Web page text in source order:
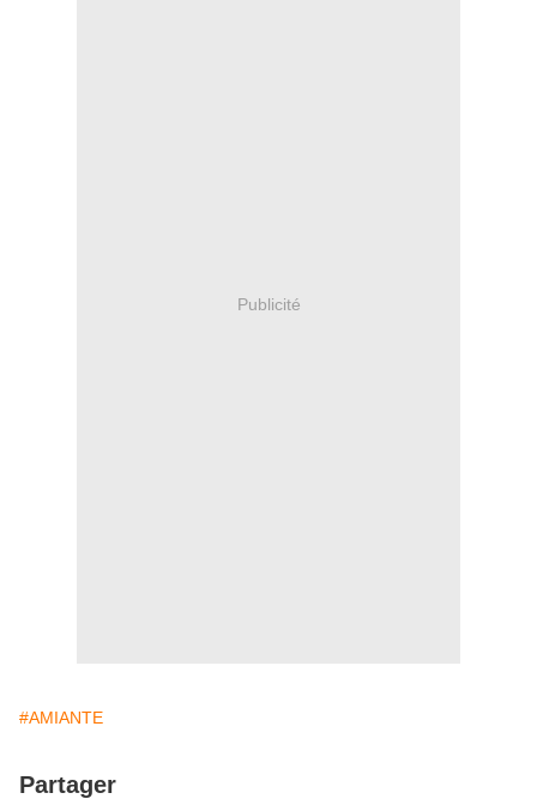
Publicité
#AMIANTE
Partager